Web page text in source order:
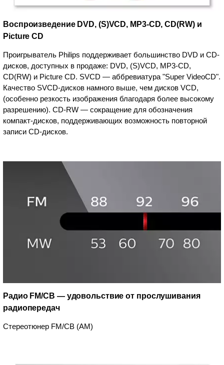
Воспроизведение DVD, (S)VCD, MP3-CD, CD(RW) и
Picture CD
Проигрыватель Philips поддерживает большинство DVD и CD-
дисков, доступных в продаже: DVD, (S)VCD, MP3-CD,
CD(RW) и Picture CD. SVCD — аббревиатура "Super VideoCD".
Качество SVCD-дисков намного выше, чем дисков VCD,
(особенно резкость изображения благодаря более высокому
разрешению). CD-RW — сокращение для обозначения
компакт-дисков, поддерживающих возможность повторной
записи CD-дисков.
Радио FM/СВ — удовольствие от прослушивания
радиопередач
Стереотюнер FM/СВ (AM)